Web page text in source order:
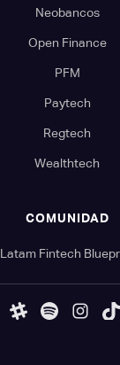
Neobancos
Open Finance
PFM
Paytech
Regtech
Wealthtech
COMUNIDAD
Latam Fintech